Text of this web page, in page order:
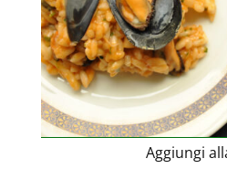
Aggiungi